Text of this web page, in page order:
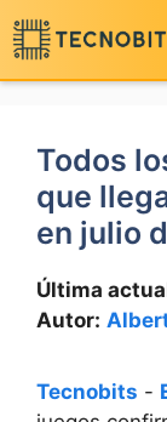
Saltar
al
contenido
Todos
que
en julio
Última
Autor:
Tecnobits -